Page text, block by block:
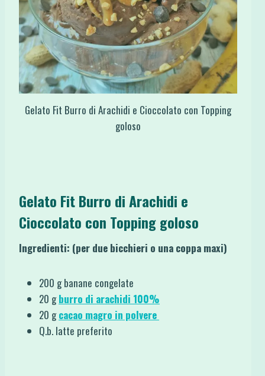
Gelato Fit Burro di Arachidi e Cioccolato con Topping
goloso
Gelato Fit Burro di Arachidi e
Cioccolato con Topping goloso
Ingredienti: (per due bicchieri o una coppa maxi)
200 g banane congelate
20 gburro di arachidi 100%
20 gcacao magro in polvere
Q.b. latte preferito